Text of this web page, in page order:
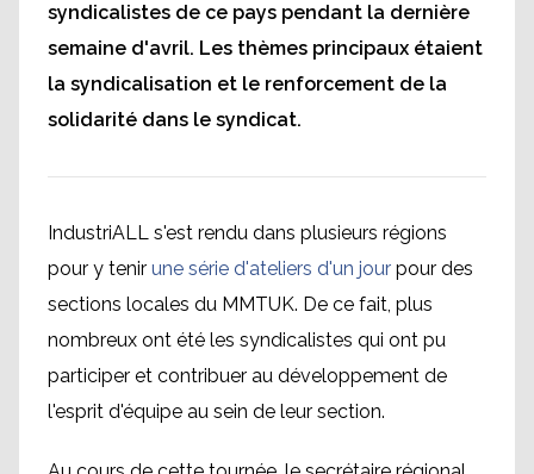
syndicalistes de ce pays pendant la dernière
semaine d'avril. Les thèmes principaux étaient
la syndicalisation et le renforcement de la
solidarité dans le syndicat.
IndustriALL s'est rendu dans plusieurs régions
pour y tenir une série d'ateliers d'un jour pour des
sections locales du MMTUK. De ce fait, plus
nombreux ont été les syndicalistes qui ont pu
participer et contribuer au développement de
l'esprit d'équipe au sein de leur section.